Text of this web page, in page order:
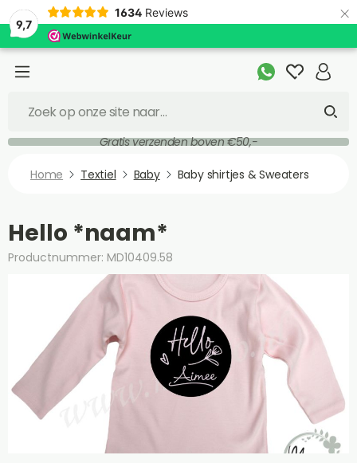
9,7
1634 Reviews ×
Gratis verzenden boven €50,-
Home Textiel Baby Baby shirtjes & Sweaters
Hello *naam*
Productnummer: MD10409.58